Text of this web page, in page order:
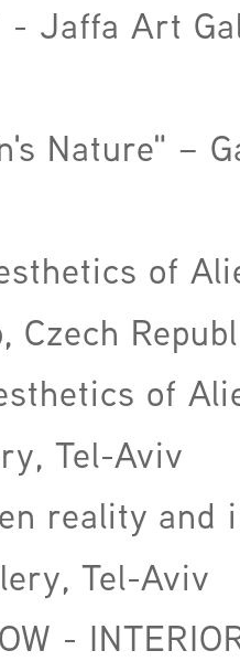
Jaffa Art
Nature" –
of
Czech
of
Tel-Aviv
reality and
Tel-Aviv
-